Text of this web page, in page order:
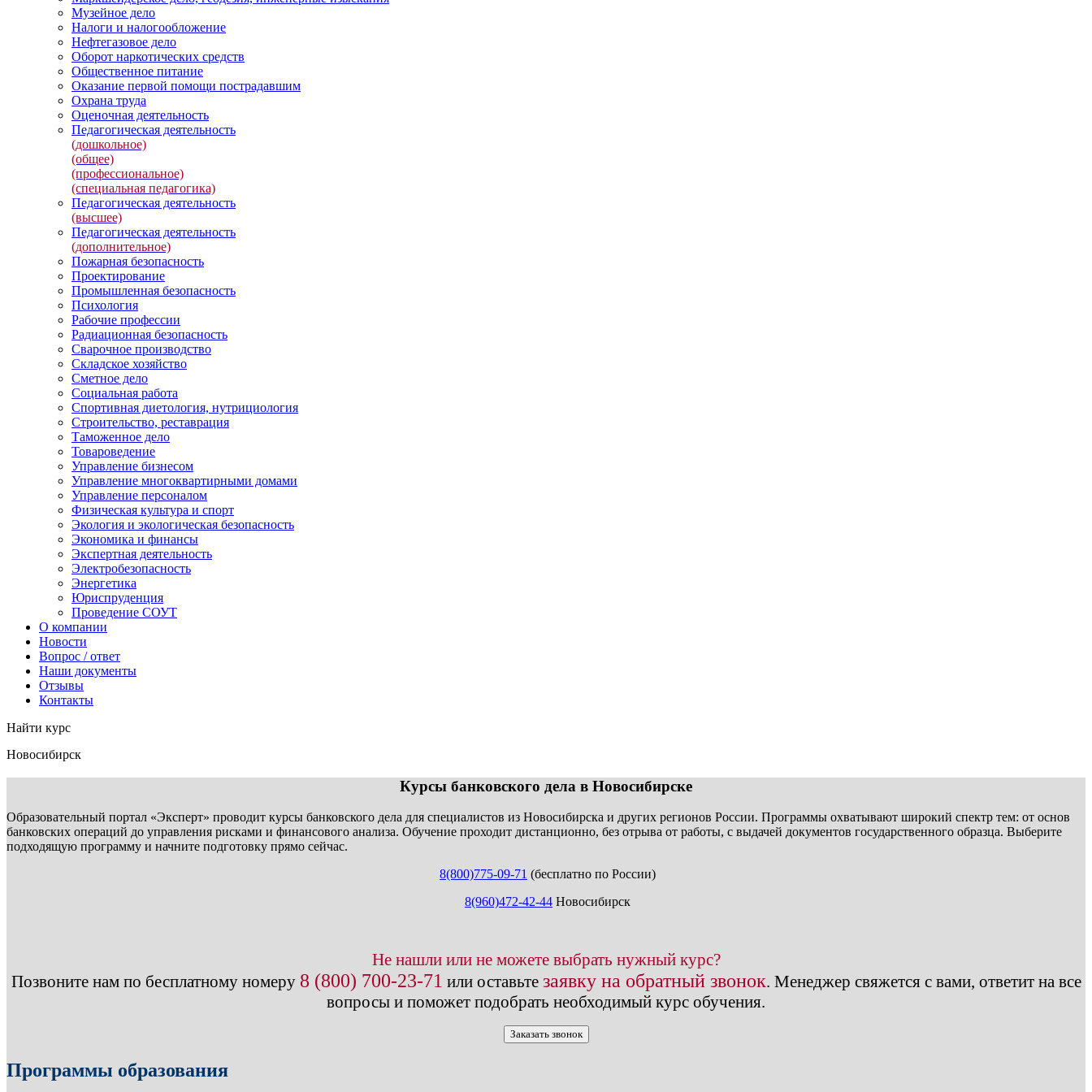
Музейное дело
Налоги и налогообложение
Нефтегазовое дело
Оборот наркотических средств
Общественное питание
Оказание первой помощи пострадавшим
Охрана труда
Оценочная деятельность
Педагогическая деятельность
(дошкольное)
(общее)
(профессиональное)
(специальная педагогика)
Педагогическая деятельность
(высшее)
Педагогическая деятельность
(дополнительное)
Пожарная безопасность
Проектирование
Промышленная безопасность
Психология
Рабочие профессии
Радиационная безопасность
Сварочное производство
Складское хозяйство
Сметное дело
Социальная работа
Спортивная диетология, нутрициология
Строительство, реставрация
Таможенное дело
Товароведение
Управление бизнесом
Управление многоквартирными домами
Управление персоналом
Физическая культура и спорт
Экология и экологическая безопасность
Экономика и финансы
Экспертная деятельность
Электробезопасность
Энергетика
Юриспруденция
Проведение СОУТ
О компании
Новости
Вопрос / ответ
Наши документы
Отзывы
Контакты
Найти курс
Новосибирск
Курсы банковского дела в Новосибирске
Образовательный портал «Эксперт» проводит курсы банковского дела для специалистов из Новосибирска и других регионов России. Программы охватывают широкий спектр тем: от основ
банковских операций до управления рисками и финансового анализа. Обучение проходит дистанционно, без отрыва от работы, с выдачей документов государственного образца. Выберите
подходящую программу и начните подготовку прямо сейчас.
8(800)775-09-71 (бесплатно по России)
8(960)472-42-44 Новосибирск
Не нашли или не можете выбрать нужный курс?
Позвоните нам по бесплатному номеру 8 (800) 700-23-71 или оставьте заявку на обратный звонок. Менеджер свяжется с вами, ответит на все
вопросы и поможет подобрать необходимый курс обучения.
Заказать звонок
Программы образования